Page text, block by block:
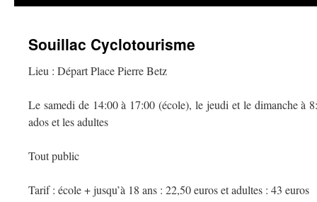
Souillac Cyclotourisme
Lieu : Départ Place Pierre Betz
Le samedi de 14:00 à 17:00 (école), le jeudi et le dimanche à
ados et les adultes
Tout public
Tarif : école + jusqu’à 18 ans : 22,50 euros et adultes : 43 euros